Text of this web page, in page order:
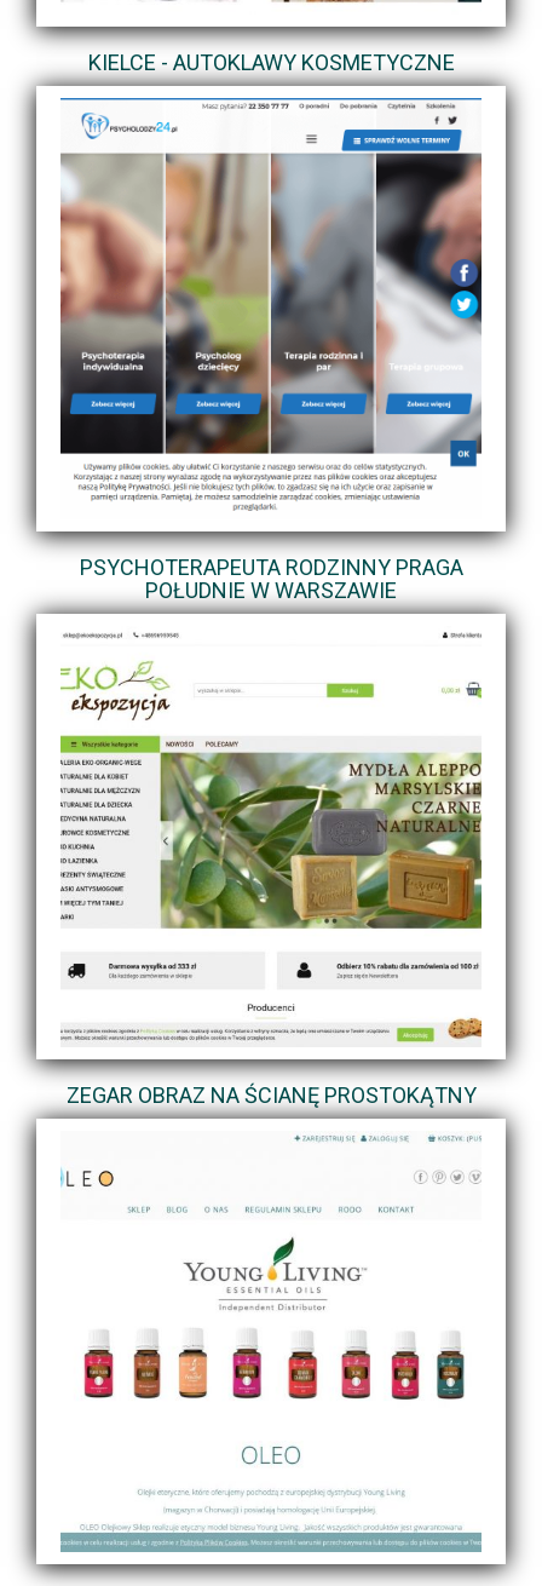
KIELCE - AUTOKLAWY KOSMETYCZNE
PSYCHOTERAPEUTA RODZINNY PRAGA
POŁUDNIE W WARSZAWIE
ZEGAR OBRAZ NA ŚCIANĘ PROSTOKĄTNY